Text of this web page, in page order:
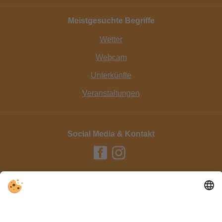
Meistgesuchte Begriffe
Wetter
Webcam
Unterkünfte
Veranstaltungen
Social Media & Kontakt